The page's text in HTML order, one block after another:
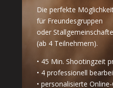
Die perfekte
für Freundesgruppen
oder
(ab 4 Teilnehmern).
• 45 Min. Shootingzeit
• 4 professionell
• personalisierte